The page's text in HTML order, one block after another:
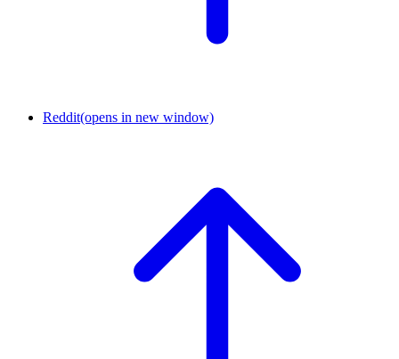
Reddit(opens in new window)